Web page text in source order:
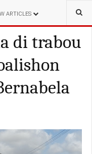
ARTICLES
di trabou